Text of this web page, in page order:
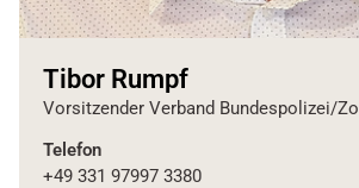
Tibor Rumpf
Vorsitzender Verband Bundespolizei/Zoll
Telefon
+49 331 97997 3380